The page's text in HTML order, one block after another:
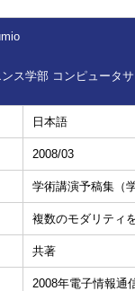
ス学部 コンピュータ
日本語
2008/03
学術講演予稿集（
複数のモダリティ
共著
2008年電子情報通